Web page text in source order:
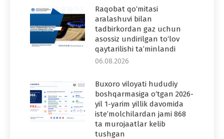
Raqobat qo‘mitasi
aralashuvi bilan
tadbirkordan gaz uchun
asossiz undirilgan to‘lov
qaytarilishi ta’minlandi
06.08.2026
Buxoro viloyati hududiy
boshqarmasiga o‘tgan 2026-
yil 1-yarim yillik davomida
iste’molchilardan jami 868
ta murojaatlar kelib
tushgan